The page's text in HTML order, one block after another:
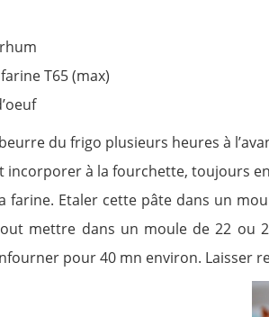
T65 (max)
du frigo plusieurs heures à
incorporer à la fourchette, toujours
farine. Etaler cette pâte dans un
mettre dans un moule de 22 ou
pour 40 mn environ. Laisser